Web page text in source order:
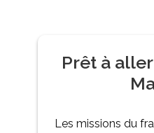
Prêt à
Les missions du